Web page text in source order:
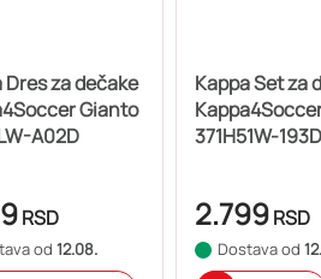
Dres za dečake
Gianto
A02D
RSD
od 12.08.
Kappa Set za
371H51W-193D
2.799RSD
Dostava od